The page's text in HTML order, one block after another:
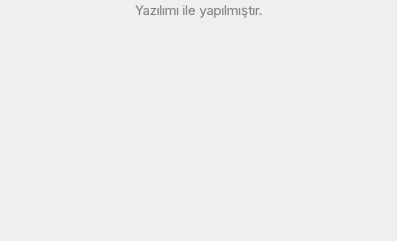
Yazılımı ile yapılmıştır.